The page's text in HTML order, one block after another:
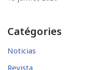
Catégories
Noticias
Revista